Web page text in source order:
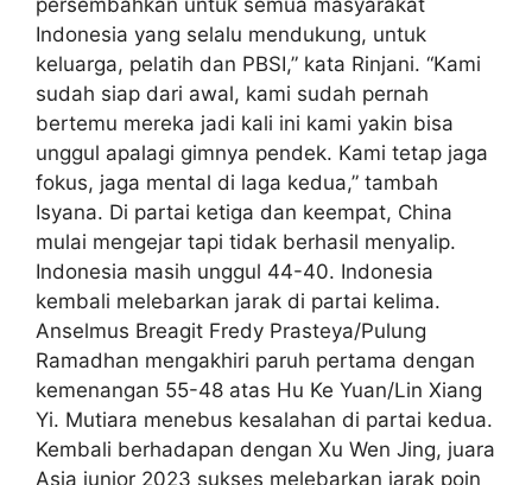
Indonesia yang selalu mendukung, untuk
keluarga, pelatih dan PBSI,” kata Rinjani. “Kami
sudah siap dari awal, kami sudah pernah
bertemu mereka jadi kali ini kami yakin bisa
unggul apalagi gimnya pendek. Kami tetap jaga
fokus, jaga mental di laga kedua,” tambah
Isyana. Di partai ketiga dan keempat, China
mulai mengejar tapi tidak berhasil menyalip.
Indonesia masih unggul 44-40. Indonesia
kembali melebarkan jarak di partai kelima.
Anselmus Breagit Fredy Prasteya/Pulung
Ramadhan mengakhiri paruh pertama dengan
kemenangan 55-48 atas Hu Ke Yuan/Lin Xiang
Yi. Mutiara menebus kesalahan di partai kedua.
Kembali berhadapan dengan Xu Wen Jing, juara
Asia junior 2023 sukses melebarkan jarak poin